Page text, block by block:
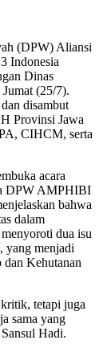
(DPW) Aliansi
Indonesia
Dinas
(25/7).
disambut
Provinsi Jawa
CIHCM, serta
acara
DPW AMPHIBI
bahwa
dalam
dua isu
yang menjadi
Kehutanan
tetapi juga
sama yang
Hadi.